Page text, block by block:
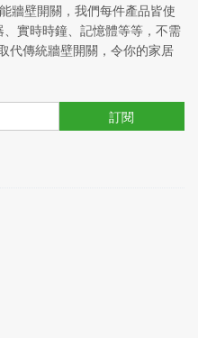
牆壁開關，我們每件產品皆使
實時時鐘、記憶體等等，不需
代傳統牆壁開關，令你的家居
訂閱